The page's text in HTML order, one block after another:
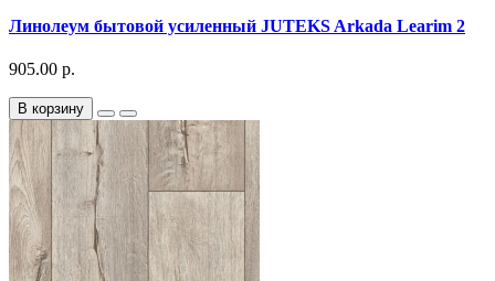
Линолеум бытовой усиленный JUTEKS Arkada Learim 2
905.00 р.
В корзину